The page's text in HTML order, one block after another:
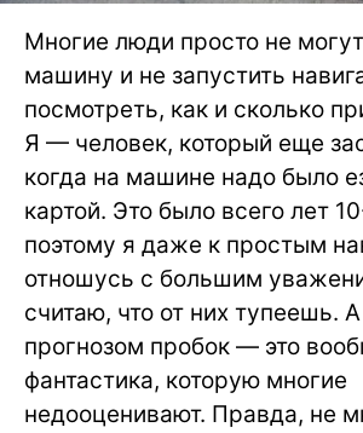
Многие люди просто не
машину и не запустить
посмотреть, как и сколько
Я — человек, который еще
когда на машине надо было
картой. Это было всего лет
поэтому я даже к простым
отношусь с большим
считаю, что от них тупеешь.
прогнозом пробок — это
фантастика, которую многие
недооценивают. Правда, не